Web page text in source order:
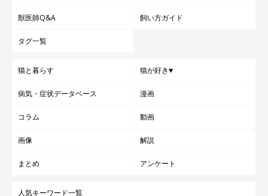
でくれて、とても嬉しいです。
おいしいゴハンを食べて、暑い日も寒い日も快適に暮らしてほし
い。母猫の分まで愛情を注ぎ、安心して暮らせるようにしてあげ
写真提供・取材協力／ @geratoni0718
取材・文／雨宮カイ
※この記事は投稿者さまに取材し、了承の上制作したものです。
獣医師Q&A 飼い方ガイド
タグ一覧
猫と暮らす 猫が好き♥
病気・症状データベース 漫画
コラム 動画
画像 解説
まとめ アンケート
人気キーワード一覧